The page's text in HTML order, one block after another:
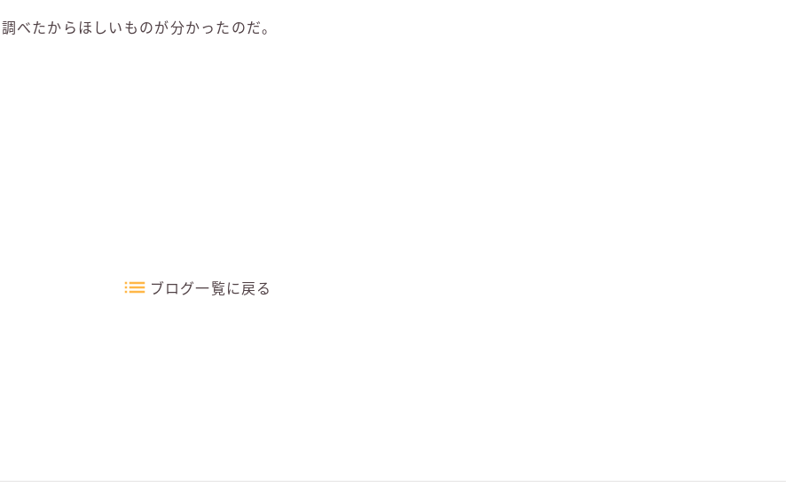
べたからほしいものが分かったのだ。
ブログ一覧に戻る